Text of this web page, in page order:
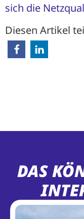
sich die
Diesen Artikel
DAS